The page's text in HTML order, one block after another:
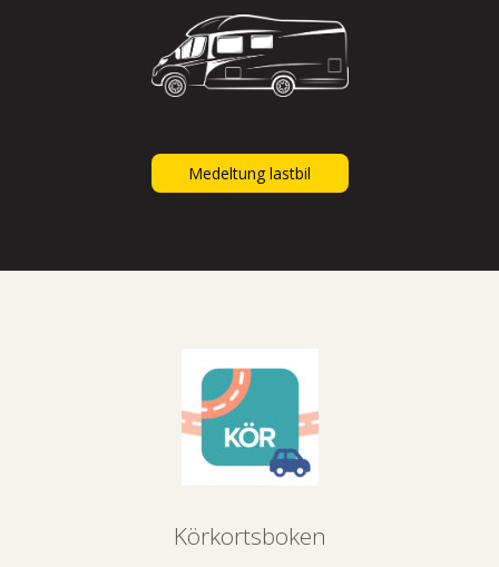
Medeltung lastbil
Körkortsboken